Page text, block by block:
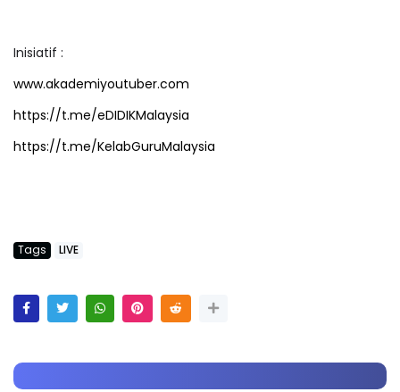
Inisiatif :
www.akademiyoutuber.com
https://t.me/eDIDIKMalaysia
https://t.me/KelabGuruMalaysia
Tags LIVE